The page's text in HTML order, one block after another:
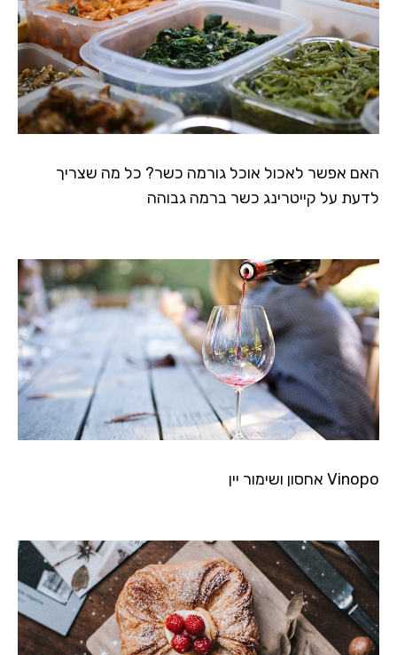
האם אפשר לאכול אוכל גורמה כשר? כל מה שצריך
לדעת על קייטרינג כשר ברמה גבוהה
Vinopo אחסון ושימור יין